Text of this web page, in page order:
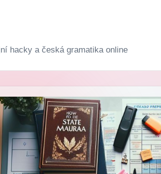
hacky a česká gramatika online